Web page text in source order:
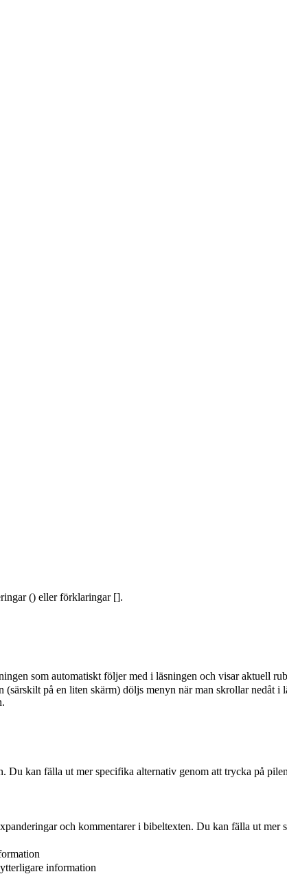
() eller förklaringar [].
som automatiskt följer med i läsningen och visar aktuell
(särskilt på en liten skärm) döljs menyn när man skrollar nedåt
Du kan fälla ut mer specifika alternativ genom att trycka på pilen
och kommentarer i bibeltexten. Du kan fälla ut mer
information